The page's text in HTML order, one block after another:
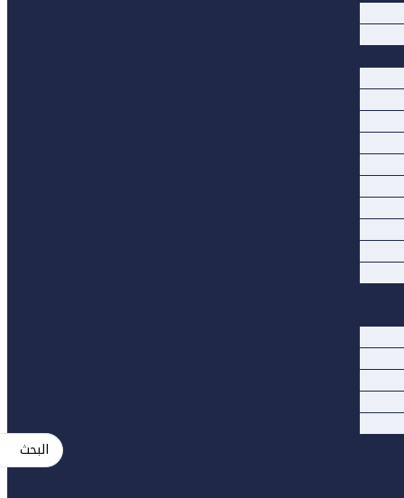
Search
...